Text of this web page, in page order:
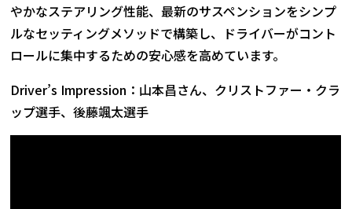
やかなステアリング性能、最新のサスペンションをシンプ
ルなセッティングメソッドで構築し、ドライバーがコント
ロールに集中するための安心感を高めています。
Driver’s Impression：山本昌さん、クリストファー・クラ
ップ選手、後藤颯太選手